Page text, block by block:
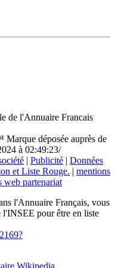
de l'Annuaire Francais
déposée auprès de
à 02:49:23/
| Publicité | Données
et Liste Rouge. | mentions
web partenariat
l'Annuaire Français, vous
l'INSEE pour être en liste
Wikipedia